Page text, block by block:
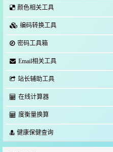
颜色相关工具
编码转换工具
密码工具箱
Email相关工具
站长辅助工具
在线计算器
度衡量换算
健康保健查询